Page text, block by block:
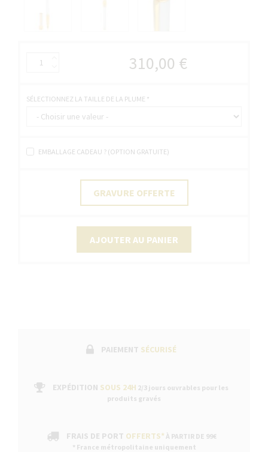
310,00 €
SÉLECTIONNEZ LA TAILLE DE LA PLUME *
EMBALLAGE CADEAU ? (OPTION GRATUITE)
GRAVURE OFFERTE
AJOUTER AU PANIER
PAIEMENT SÉCURISÉ
EXPÉDITION SOUS 24H 2/3 jours ouvrables pour les
produits gravés
FRAIS DE PORT OFFERTS* À PARTIR DE 99€
* France métropolitaine uniquement